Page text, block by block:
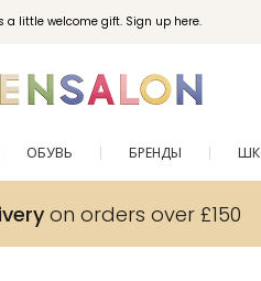
a little welcome gift. Sign up here.
ОБУВЬ БРЕНДЫ
on orders over £150